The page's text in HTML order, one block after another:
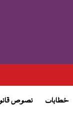
خطابات نصوص